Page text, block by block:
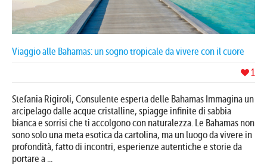
Viaggio alle Bahamas: un sogno tropicale da vivere con il cuore
1
Stefania Rigiroli, Consulente esperta delle Bahamas Immagina un
arcipelago dalle acque cristalline, spiagge infinite di sabbia
bianca e sorrisi che ti accolgono con naturalezza. Le Bahamas non
sono solo una meta esotica da cartolina, ma un luogo da vivere in
profondità, fatto di incontri, esperienze autentiche e storie da
portare a ...